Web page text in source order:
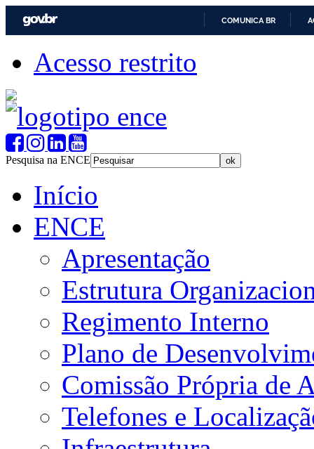
COMUNICA BR
Acesso restrito
Pesquisa na ENCE
Início
ENCE
Apresentação
Estrutura
Regimento Interno
Plano de
Comissão Própria de
Telefones e